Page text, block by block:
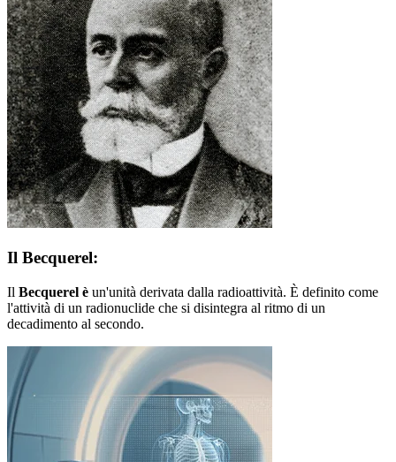
Il Becquerel:
Il Becquerel è un'unità derivata dalla radioattività. È definito come
l'attività di un radionuclide che si disintegra al ritmo di un
decadimento al secondo.